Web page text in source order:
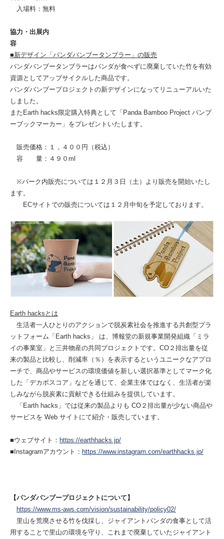
入場料：無料
協力・出展内
容
■新デザイン「パンダバンブータンブラー」の販売
パンダバンブータンブラーはパンダが食べずに廃棄していた竹を有効
資源としてアップサイクルした商品です。
パンダバンブープロジェクトの新デザインになってリニューアルいた
しました。
またEarth hacks限定購入特典として「Panda Bamboo Project バンブ
ーブックマーカー」をプレゼントいたします。
販売価格：１，４００円（税込）
容 量：４９０ml
※パーク内販売については１２月３日（土）より販売を開始いたし
ます。
ECサイトでの販売については１２月中旬を予定しております。
Earth hacksとは
生活者一人ひとりのアクションで脱炭素社会を推進する共創型プラ
ットフォーム「Earth hacks」 は、博報堂の新規事業開発組織「ミラ
イの事業室」と三井物産の共同プロジェクトです。CO２排出量を従
来の製品と比較し、削減率（％）を表示するというユニークなアプロ
ーチで、商品やサービスの環境価値を新しい選択基準としてマーク化
した「デカボスコア」などを通じて、企業主体ではなく、生活者が楽
しみながら脱炭素に貢献できる仕組みを提供しています。
「Earth hacks」では従来の製品よりも CO２排出量が少ない商品や
サービスを Web サイトにて紹介・販売しています。
■ウェブサイト： https://earthhacks.jp/
■Instagramアカウント： https://www.instagram.com/earthhacks.jp/
【パンダバンブープロジェクトについて】
https://www.ms-aws.com/vision/sustainability/policy02/
里山を荒廃させる竹を伐採し、ジャイアントパンダの食事として活
用することで里山の環境を守り、これまで廃棄していたジャイアント